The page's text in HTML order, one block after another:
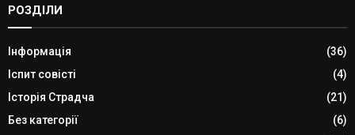
РОЗДІЛИ
Інформація
(36)
Іспит совісті
(4)
Історія Страдча
(21)
Без категорії
(6)